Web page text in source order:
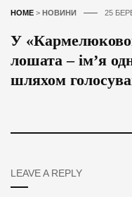
HOME > НОВИНИ 25
У
лошата – ім’я
шляхом
LEAVE A REPLY